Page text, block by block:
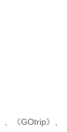
《GOtrip》